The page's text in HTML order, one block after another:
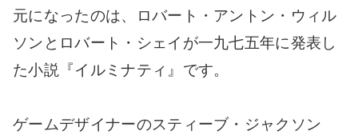
元になったのは、ロバート・アントン・ウィル
ソンとロバート・シェイが一九七五年に発表し
た小説『イルミナティ』です。
ゲームデザイナーのスティーブ・ジャクソン